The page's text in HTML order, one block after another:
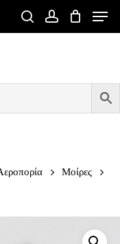
searchaccount
Menu
Μοίρες